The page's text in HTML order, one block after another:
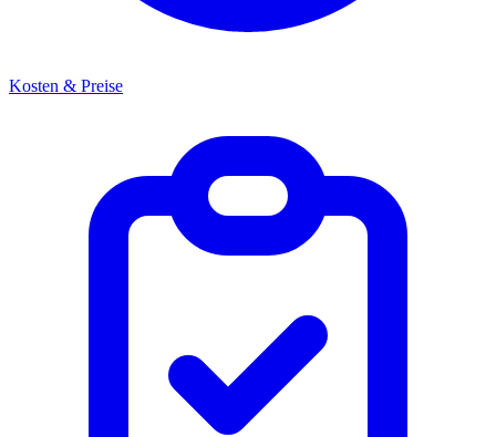
Kosten & Preise